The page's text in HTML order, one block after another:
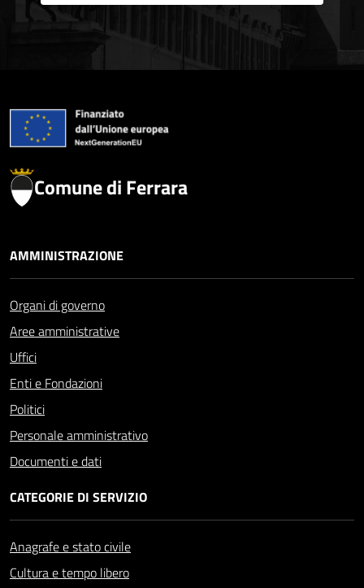
Comune di Ferrara
AMMINISTRAZIONE
Organi di governo
Aree amministrative
Uffici
Enti e Fondazioni
Politici
Personale amministrativo
Documenti e dati
CATEGORIE DI SERVIZIO
Anagrafe e stato civile
Cultura e tempo libero